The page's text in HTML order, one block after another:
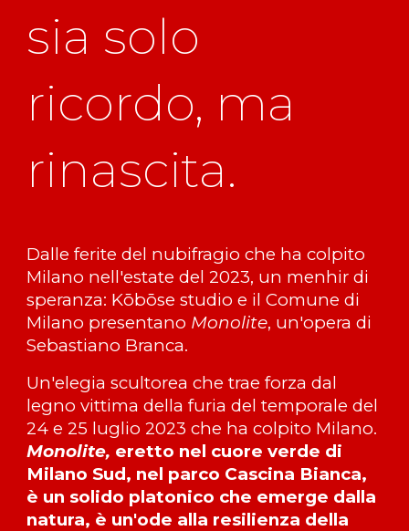
sia solo
ricordo, ma
rinascita.
Dalle ferite del nubifragio che ha colpito
Milano nell'estate del 2023, un menhir di
speranza: Kōbōse studio e il Comune di
Milano presentano Monolite, un'opera di
Sebastiano Branca.
Un'elegia scultorea che trae forza dal
legno vittima della furia del temporale del
24 e 25 luglio 2023 che ha colpito Milano.
Monolite, eretto nel cuore verde di
Milano Sud, nel parco Cascina Bianca,
è un solido platonico che emerge dalla
natura, è un'ode alla resilienza della